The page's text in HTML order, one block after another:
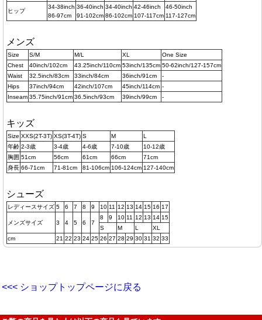
ヒップ
34-38inch
86-97cm
36-40inch
91-102cm
34-40inch
86-102cm
42-46inch
107-117cm
46-50inch
117-127cm
メンズ
Size S/M M/L XL
One Size
Chest
40inch/102cm 43.25inch/110cm 53inch/135cm 50-62inch/127-157cm
Waist
32.5inch/83cm 33inch/84cm 36inch/91cm
-
Hips
37inch/94cm 42inch/107cm 45inch/114cm -
Inseam 35.75inch/91cm 36.5inch/93cm 39inch/99cm -
キッズ
Size XXS(2T-3T) XS(3T-4T) S M
L
年齢 2-3歳 3-4歳 4-6歳 7-10歳
10-12歳
胸囲 51cm 56cm 61cm 66cm
71cm
身長 66-71cm 71-81cm 81-106cm 106-124cm 127-140cm
シューズ
レディースサイズ 5 6 7 8 9 10 11 12 13 14 15 16 17
メンズサイズ 3 4 5 6 7
8 9 10 11 12 13 14 15
S
M L
XL
cm
21 22 23 24 25 26 27 28 29 30 31 32 33
<<< ショップトップページに戻る